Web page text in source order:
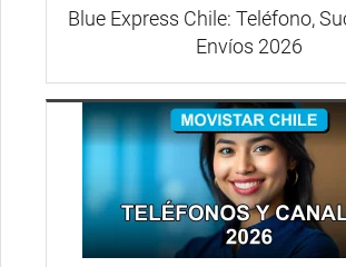
Blue Express Chile: Teléfono,
Envíos 2026